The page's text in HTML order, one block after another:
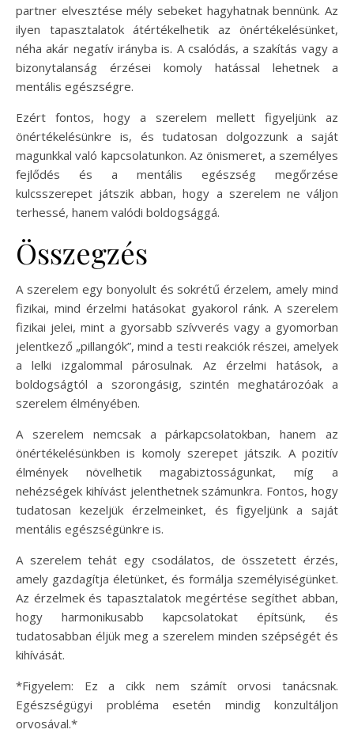
partner elvesztése mély sebeket hagyhatnak bennünk. Az
ilyen tapasztalatok átértékelhetik az önértékelésünket,
néha akár negatív irányba is. A csalódás, a szakítás vagy a
bizonytalanság érzései komoly hatással lehetnek a
mentális egészségre.
Ezért fontos, hogy a szerelem mellett figyeljünk az
önértékelésünkre is, és tudatosan dolgozzunk a saját
magunkkal való kapcsolatunkon. Az önismeret, a személyes
fejlődés és a mentális egészség megőrzése
kulcsszerepet játszik abban, hogy a szerelem ne váljon
terhessé, hanem valódi boldogsággá.
Összegzés
A szerelem egy bonyolult és sokrétű érzelem, amely mind
fizikai, mind érzelmi hatásokat gyakorol ránk. A szerelem
fizikai jelei, mint a gyorsabb szívverés vagy a gyomorban
jelentkező „pillangók”, mind a testi reakciók részei, amelyek
a lelki izgalommal párosulnak. Az érzelmi hatások, a
boldogságtól a szorongásig, szintén meghatározóak a
szerelem élményében.
A szerelem nemcsak a párkapcsolatokban, hanem az
önértékelésünkben is komoly szerepet játszik. A pozitív
élmények növelhetik magabiztosságunkat, míg a
nehézségek kihívást jelenthetnek számunkra. Fontos, hogy
tudatosan kezeljük érzelmeinket, és figyeljünk a saját
mentális egészségünkre is.
A szerelem tehát egy csodálatos, de összetett érzés,
amely gazdagítja életünket, és formálja személyiségünket.
Az érzelmek és tapasztalatok megértése segíthet abban,
hogy harmonikusabb kapcsolatokat építsünk, és
tudatosabban éljük meg a szerelem minden szépségét és
kihívását.
*Figyelem: Ez a cikk nem számít orvosi tanácsnak.
Egészségügyi probléma esetén mindig konzultáljon
orvosával.*